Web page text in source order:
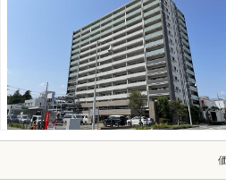
ム！を実現しましょう （＾＾ 一
まりハウス』
引渡し後のア
みながらの住
の声 『物件
も何もわから
宅購入はあき
した』 『不
で安心しま
すm（＿＿）m その他のお客様の声もひだまりハウスのホームペー